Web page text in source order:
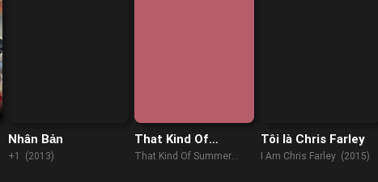
Nhân Bản
+1 (2013)
That Kind Of
Summer
That Kind Of Summer
Tôi là Chris Farley
I Am Chris Farley (2015)